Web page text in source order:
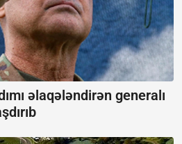
əlaqələndirən generalı